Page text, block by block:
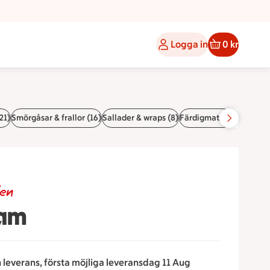
Logga in 0 kr
Smörgåsar & frallor (16)Sallader & wraps (8)Färdigmat (6)
första möjliga leveransdag 11 Aug